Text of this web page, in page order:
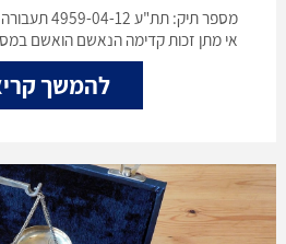
מספר תיק:
אי מתן זכות קדימה הנאשם הואשם
להמשך